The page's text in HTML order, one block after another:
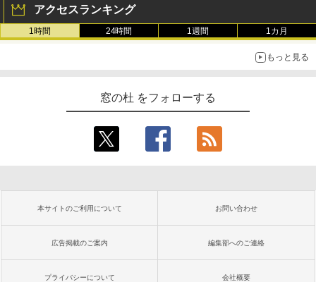
アクセスランキング
1時間 24時間 1週間 1カ月
もっと見る
窓の杜 をフォローする
本サイトのご利用について お問い合わせ
広告掲載のご案内 編集部へのご連絡
プライバシーについて 会社概要